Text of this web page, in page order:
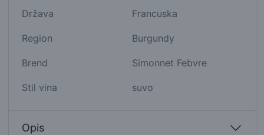
Država Francuska
Region Burgundy
Brend Simonnet Febvre
Stil vina suvo
Opis